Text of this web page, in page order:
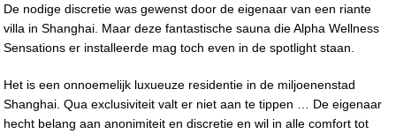
De nodige discretie was gewenst door de eigenaar van een riante
villa in Shanghai. Maar deze fantastische sauna die Alpha Wellness
Sensations er installeerde mag toch even in de spotlight staan.
Het is een onnoemelijk luxueuze residentie in de miljoenenstad
Shanghai. Qua exclusiviteit valt er niet aan te tippen … De eigenaar
hecht belang aan anonimiteit en discretie en wil in alle comfort tot